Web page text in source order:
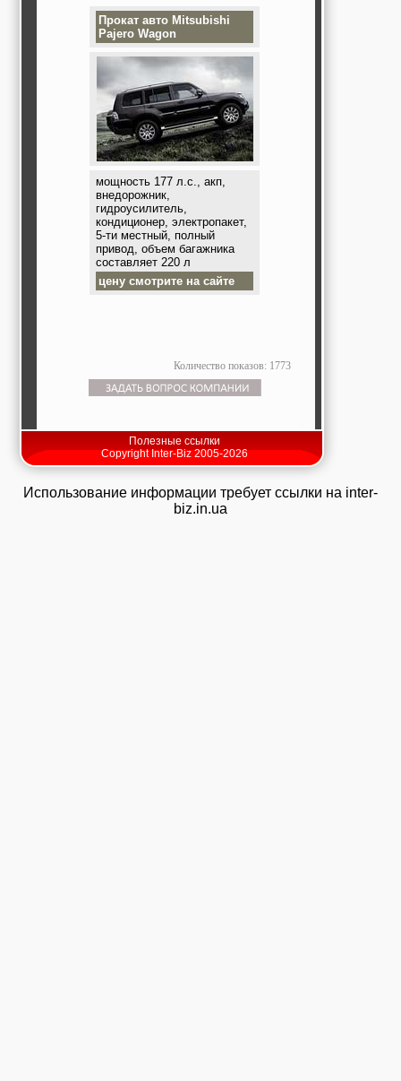
Прокат авто Mitsubishi
Pajero Wagon
мощность 177 л.с., акп,
внедорожник,
гидроусилитель,
кондиционер, электропакет,
5-ти местный, полный
привод, объем багажника
составляет 220 л
цену смотрите на сайте
Количество показов: 1773
Полезные ссылки
Copyright Inter-Biz 2005-2026
Использование информации требует ссылки на inter-
biz.in.ua